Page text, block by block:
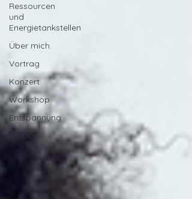
Ressourcen
und
Energietankstellen
Über mich
Vortrag
Konzert
Workshop
Entspannung
Glück